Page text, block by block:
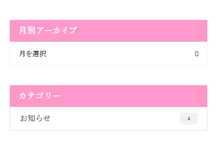
月別アーカイブ
月を選択
カテゴリー
お知らせ 4